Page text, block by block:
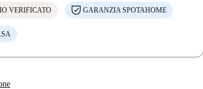
VERIFICATO GARANZIA SPOTAHOME